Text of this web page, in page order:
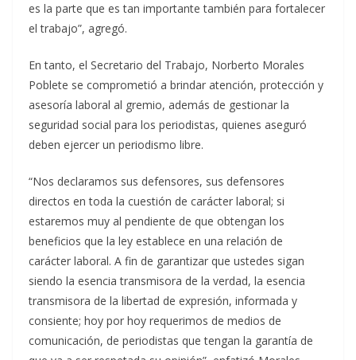
es la parte que es tan importante también para fortalecer
el trabajo”, agregó.
En tanto, el Secretario del Trabajo, Norberto Morales
Poblete se comprometió a brindar atención, protección y
asesoría laboral al gremio, además de gestionar la
seguridad social para los periodistas, quienes aseguró
deben ejercer un periodismo libre.
“Nos declaramos sus defensores, sus defensores
directos en toda la cuestión de carácter laboral; si
estaremos muy al pendiente de que obtengan los
beneficios que la ley establece en una relación de
carácter laboral. A fin de garantizar que ustedes sigan
siendo la esencia transmisora de la verdad, la esencia
transmisora de la libertad de expresión, informada y
consiente; hoy por hoy requerimos de medios de
comunicación, de periodistas que tengan la garantía de